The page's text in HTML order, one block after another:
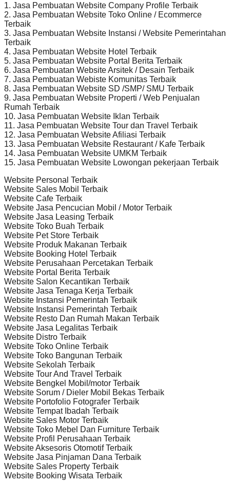
1. Jasa Pembuatan Website Company Profile Terbaik
2. Jasa Pembuatan Website Toko Online / Ecommerce
Terbaik
3. Jasa Pembuatan Website Instansi / Website Pemerintahan
Terbaik
4. Jasa Pembuatan Website Hotel Terbaik
5. Jasa Pembuatan Website Portal Berita Terbaik
6. Jasa Pembuatan Website Arsitek / Desain Terbaik
7. Jasa Pembuatan Webiste Komunitas Terbaik
8. Jasa Pembuatan Website SD /SMP/ SMU Terbaik
9. Jasa Pembuatan Website Properti / Web Penjualan
Rumah Terbaik
10. Jasa Pembuatan Website Iklan Terbaik
11. Jasa Pembuatan Website Tour dan Travel Terbaik
12. Jasa Pembuatan Website Afiliasi Terbaik
13. Jasa Pembuatan Website Restaurant / Kafe Terbaik
14. Jasa Pembuatan Website UMKM Terbaik
15. Jasa Pembuatan Website Lowongan pekerjaan Terbaik
Website Personal Terbaik
Website Sales Mobil Terbaik
Website Cafe Terbaik
Website Jasa Pencucian Mobil / Motor Terbaik
Website Jasa Leasing Terbaik
Website Toko Buah Terbaik
Website Pet Store Terbaik
Website Produk Makanan Terbaik
Website Booking Hotel Terbaik
Website Perusahaan Percetakan Terbaik
Website Portal Berita Terbaik
Website Salon Kecantikan Terbaik
Website Jasa Tenaga Kerja Terbaik
Website Instansi Pemerintah Terbaik
Website Instansi Pemerintah Terbaik
Website Resto Dan Rumah Makan Terbaik
Website Jasa Legalitas Terbaik
Website Distro Terbaik
Website Toko Online Terbaik
Website Toko Bangunan Terbaik
Website Sekolah Terbaik
Website Tour And Travel Terbaik
Website Bengkel Mobil/motor Terbaik
Website Sorum / Dieler Mobil Bekas Terbaik
Website Portofolio Fotografer Terbaik
Website Tempat Ibadah Terbaik
Website Sales Motor Terbaik
Website Toko Mebel Dan Furniture Terbaik
Website Profil Perusahaan Terbaik
Website Aksesoris Otomotif Terbaik
Website Jasa Pinjaman Dana Terbaik
Website Sales Property Terbaik
Website Booking Wisata Terbaik